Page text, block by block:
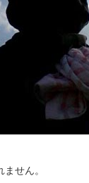
せん。